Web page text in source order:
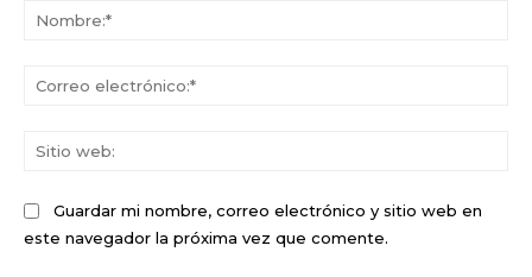
Guardar mi nombre, correo electrónico y sitio web en
este navegador la próxima vez que comente.